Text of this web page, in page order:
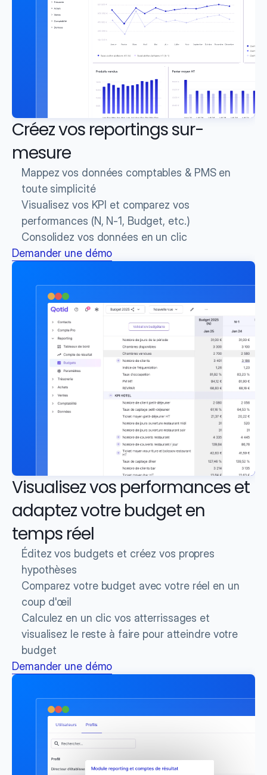
Créez vos reportings sur-
mesure
Visualisez vos KPI et comparez vos
performances (N, N-1, Budget, etc.)
Mappez vos données comptables & PMS en
toute simplicité
Consolidez vos données en un clic
Demander une démo
Visualisez vos performances et
adaptez votre budget en
temps réel
Comparez votre budget avec votre réel en un
coup d'œil
Éditez vos budgets et créez vos propres
hypothèses
Calculez en un clic vos atterrissages et
visualisez le reste à faire pour atteindre votre
budget
Demander une démo